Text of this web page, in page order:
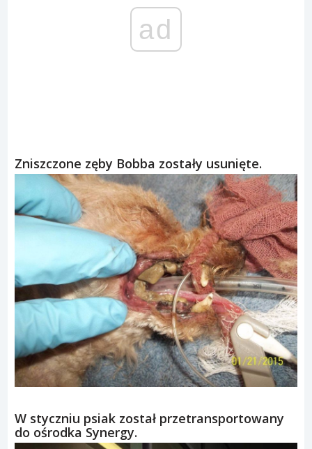
ad
Zniszczone zęby Bobba zostały usunięte.
W styczniu psiak został przetransportowany
do ośrodka Synergy.